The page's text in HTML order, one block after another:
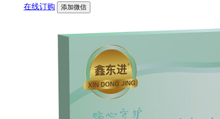
在线订购 添加微信